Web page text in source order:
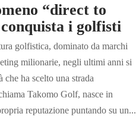
“direct to
i golfisti
golfistica, dominato da marchi
milionarie, negli ultimi anni si
che ha scelto una strada
Takomo Golf, nasce in
reputazione puntando su un...